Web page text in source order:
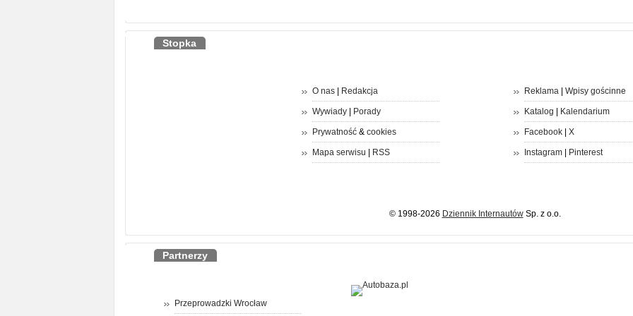
Stopka
O nas| Redakcja
Wywiady| Porady
Prywatność& cookies
Mapa serwisu RSS
Reklama| Wpisy gościnne
Katalog Kalendarium
Facebook| X
Instagram| Pinterest
© 1998-2026 Dziennik InternautówSp. z o.o.
Partnerzy
Przeprowadzki Wrocław